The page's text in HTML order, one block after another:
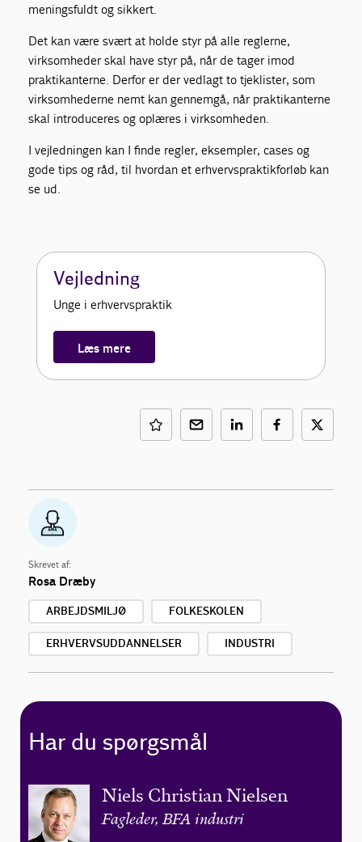
meningsfuldt og sikkert.
Det kan være svært at holde styr på alle reglerne,
virksomheder skal have styr på, når de tager imod
praktikanterne. Derfor er der vedlagt to tjeklister, som
virksomhederne nemt kan gennemgå, når praktikanterne
skal introduceres og oplæres i virksomheden.
I vejledningen kan I finde regler, eksempler, cases og
gode tips og råd, til hvordan et erhvervspraktikforløb kan
se ud.
Vejledning
Unge i erhvervspraktik
Læs mere
Skrevet af:
Rosa Dræby
ARBEJDSMILJØ FOLKESKOLEN
ERHVERVSUDDANNELSER INDUSTRI
Har du spørgsmål
Niels Christian Nielsen
Fagleder, BFA industri